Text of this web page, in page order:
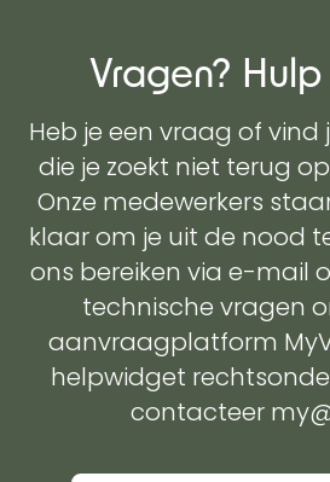
Vragen?
Heb je een vraag of
die je zoekt niet terug
Onze medewerkers
klaar om je uit de nood
ons bereiken via e-mail
technische vragen
aanvraagplatform
helpwidget
contacteer